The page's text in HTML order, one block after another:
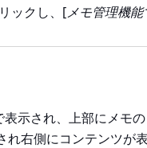
ックし、[メモ管理機能
示され、上部にメモ
右側にコンテンツが